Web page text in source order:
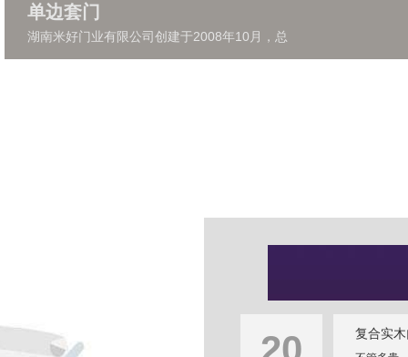
单边套门
湖南米好门业有限公司创建于2008年10月，总
复合实